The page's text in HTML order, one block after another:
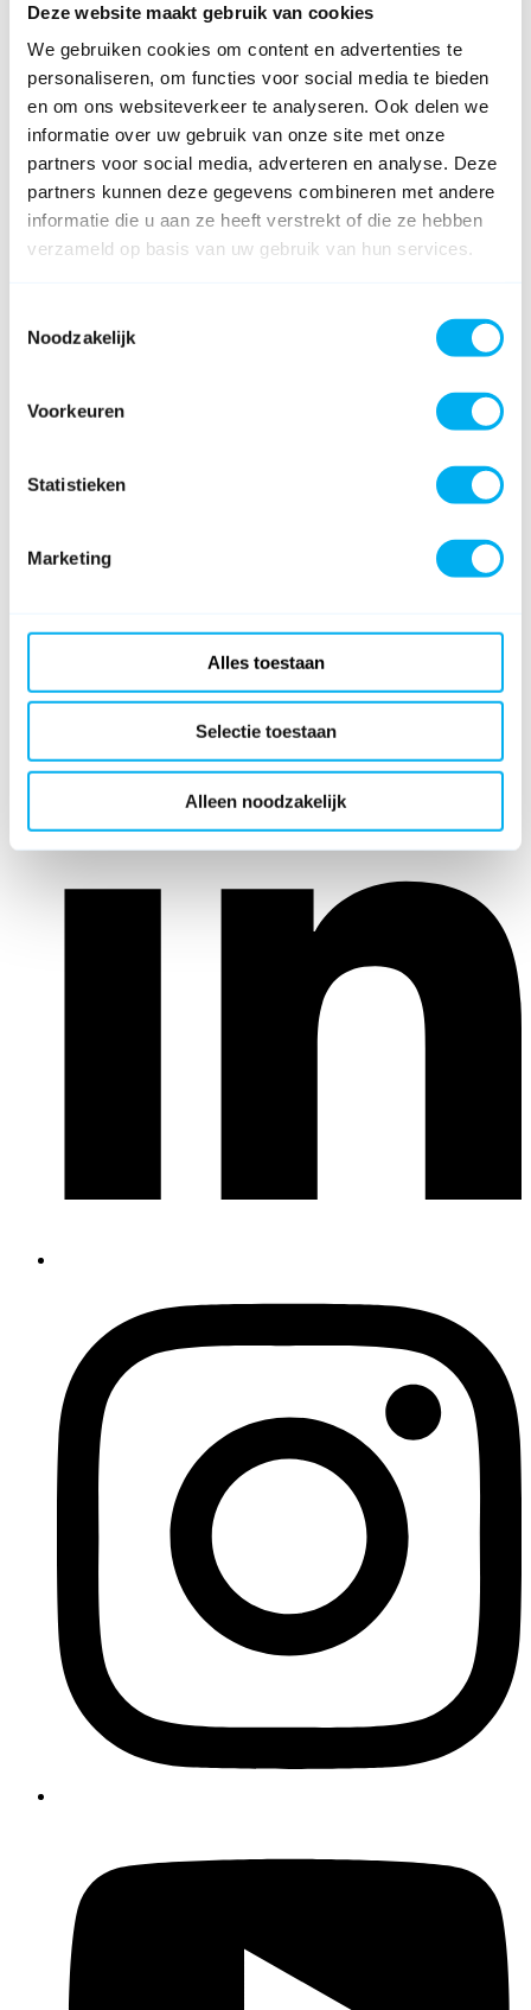
Deze website maakt gebruik van cookies
We gebruiken cookies om content en advertenties te
personaliseren, om functies voor social media te bieden
en om ons websiteverkeer te analyseren. Ook delen we
informatie over uw gebruik van onze site met onze
partners voor social media, adverteren en analyse. Deze
partners kunnen deze gegevens combineren met andere
informatie die u aan ze heeft verstrekt of die ze hebben
verzameld op basis van uw gebruik van hun services.
Noodzakelijk
Voorkeuren
Statistieken
Marketing
Alles toestaan
Selectie toestaan
Alleen noodzakelijk